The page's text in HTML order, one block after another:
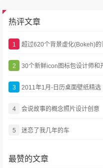
热评文章
1 超过620个背景虚化(Bokeh)
2 30个新鲜icon图标包设计师和
3 2011年1月-日历桌面壁纸精选
4 会说故事的概念照片设计创意
5 迷恋了我几年的车
最赞的文章